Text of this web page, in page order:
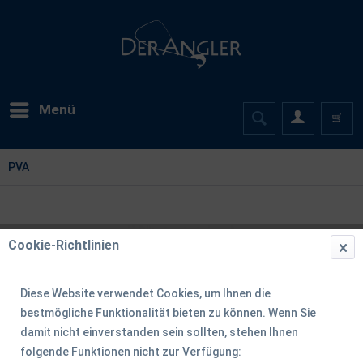
Menü
PVA
Cookie-Richtlinien
Diese Website verwendet Cookies, um Ihnen die
bestmögliche Funktionalität bieten zu können. Wenn Sie
damit nicht einverstanden sein sollten, stehen Ihnen
folgende Funktionen nicht zur Verfügung: